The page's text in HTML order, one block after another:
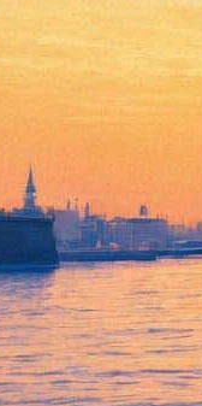
Версия для печати
выходить
российской
от драматурга
эфире 12 января,
чей жанр можно
со
чей хронометраж
радиоадаптации